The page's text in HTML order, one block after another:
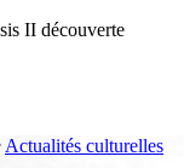
II découverte
Actualités culturelles